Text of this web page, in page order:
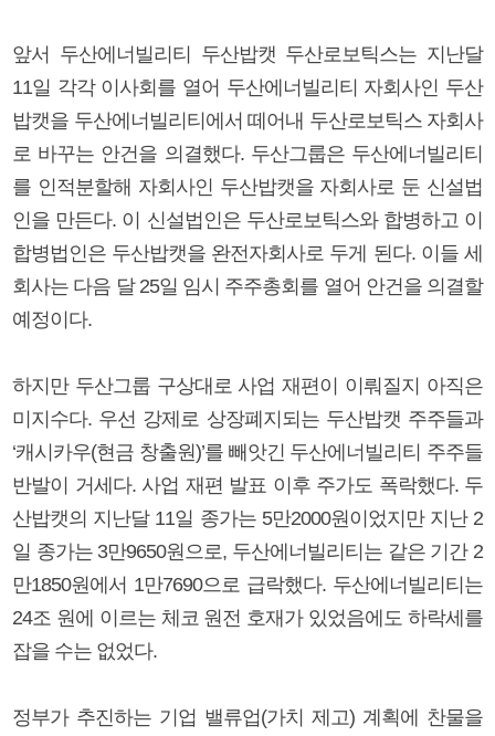
앞서 두산에너빌리티 두산밥캣 두산로보틱스는 지난달
11일 각각 이사회를 열어 두산에너빌리티 자회사인 두산
밥캣을 두산에너빌리티에서 떼어내 두산로보틱스 자회사
로 바꾸는 안건을 의결했다. 두산그룹은 두산에너빌리티
를 인적분할해 자회사인 두산밥캣을 자회사로 둔 신설법
인을 만든다. 이 신설법인은 두산로보틱스와 합병하고 이
합병법인은 두산밥캣을 완전자회사로 두게 된다. 이들 세
회사는 다음 달 25일 임시 주주총회를 열어 안건을 의결할
예정이다.
하지만 두산그룹 구상대로 사업 재편이 이뤄질지 아직은
미지수다. 우선 강제로 상장폐지되는 두산밥캣 주주들과
‘캐시카우(현금 창출원)’를 빼앗긴 두산에너빌리티 주주들
반발이 거세다. 사업 재편 발표 이후 주가도 폭락했다. 두
산밥캣의 지난달 11일 종가는 5만2000원이었지만 지난 2
일 종가는 3만9650원으로, 두산에너빌리티는 같은 기간 2
만1850원에서 1만7690으로 급락했다. 두산에너빌리티는
24조 원에 이르는 체코 원전 호재가 있었음에도 하락세를
잡을 수는 없었다.
정부가 추진하는 기업 밸류업(가치 제고) 계획에 찬물을